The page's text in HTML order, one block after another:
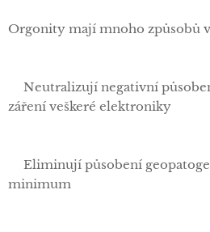
Orgonity mají mnoho způsobů
✅Neutralizují negativní
záření veškeré elektroniky
✅Eliminují působení
minimum